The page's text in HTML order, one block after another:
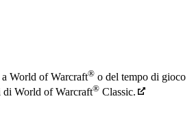
World of Warcraft® o del tempo di gioco
World of Warcraft® Classic.